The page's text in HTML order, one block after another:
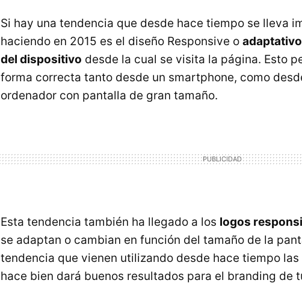
Si hay una tendencia que desde hace tiempo se lleva
haciendo en 2015 es el diseño Responsive o
del dispositivo desde la cual se visita la página. Esto
forma correcta tanto desde un smartphone, como
ordenador con pantalla de gran tamaño.
Esta tendencia también ha llegado a los logos
se adaptan o cambian en función del tamaño de la
tendencia que vienen utilizando desde hace tiempo
hace bien dará buenos resultados para el branding de